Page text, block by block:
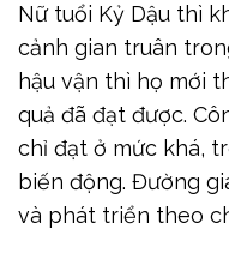
Nữ tuổi Kỷ Dậu thì
cảnh gian truân
hậu vận thì họ mới
quả đã đạt được.
chỉ đạt ở mức khá,
biến động. Đường
và phát triển theo